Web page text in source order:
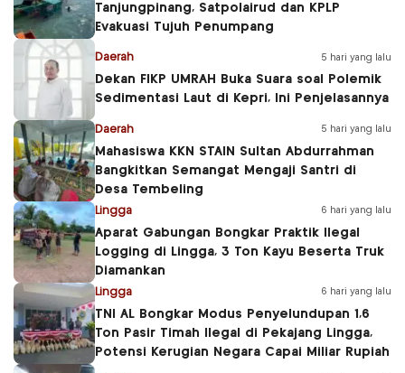
Tanjungpinang, Satpolairud dan KPLP
Evakuasi Tujuh Penumpang
Daerah 5 hari yang lalu
Dekan FIKP UMRAH Buka Suara soal Polemik
Sedimentasi Laut di Kepri, Ini Penjelasannya
Daerah 5 hari yang lalu
Mahasiswa KKN STAIN Sultan Abdurrahman
Bangkitkan Semangat Mengaji Santri di
Desa Tembeling
Lingga 6 hari yang lalu
Aparat Gabungan Bongkar Praktik Ilegal
Logging di Lingga, 3 Ton Kayu Beserta Truk
Diamankan
Lingga 6 hari yang lalu
TNI AL Bongkar Modus Penyelundupan 1,6
Ton Pasir Timah Ilegal di Pekajang Lingga,
Potensi Kerugian Negara Capai Miliar Rupiah